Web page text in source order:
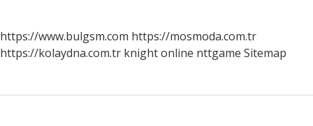
https://www.bulgsm.com https://mosmoda.com.tr
https://kolaydna.com.tr knight online nttgame Sitemap